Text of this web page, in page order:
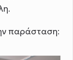
παράσταση: